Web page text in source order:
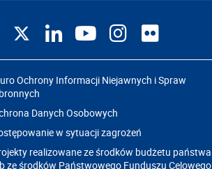
Ochrony Informacji Niejawnych i Spraw
Danych Osobowych
w sytuacji zagrożeń
realizowane ze środków budżetu państwa
ze środków Państwowego Funduszu Celowego